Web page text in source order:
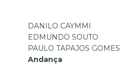
DANILO CAYMMI
EDMUNDO SOUTO
PAULO TAPAJOS GOMES
Andança